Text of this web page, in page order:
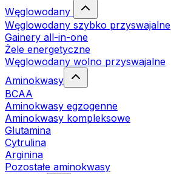
Węglowodany
Węglowodany szybko przyswajalne
Gainery all-in-one
Żele energetyczne
Węglowodany wolno przyswajalne
Aminokwasy
BCAA
Aminokwasy egzogenne
Aminokwasy kompleksowe
Glutamina
Cytrulina
Arginina
Pozostałe aminokwasy